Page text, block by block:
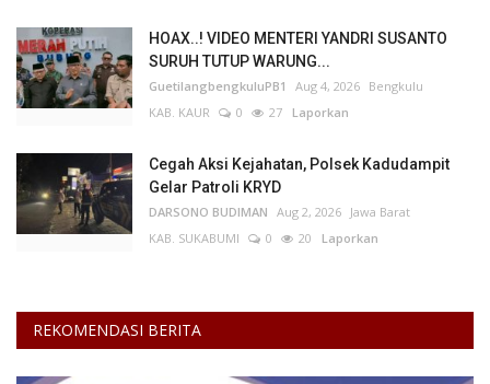
Kesehatan
Layanan Publik
Perempuan/Anak
HOAX..! VIDEO MENTERI YANDRI SUSANTO
SURUH TUTUP WARUNG...
GuetilangbengkuluPB1 Aug 4, 2026 Bengkulu
KAB. KAUR
0 27 Laporkan
Cegah Aksi Kejahatan, Polsek Kadudampit
Gelar Patroli KRYD
DARSONO BUDIMAN Aug 2, 2026 Jawa Barat
KAB. SUKABUMI
0 20 Laporkan
REKOMENDASI BERITA